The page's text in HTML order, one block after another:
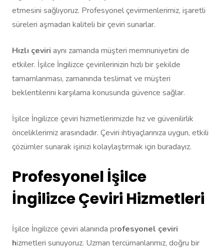
etmesini sağlıyoruz. Profesyonel çevirmenlerimiz, işaretli
süreleri aşmadan kaliteli bir çeviri sunarlar.
Hızlı çeviri aynı zamanda müşteri memnuniyetini de
etkiler. İşilce İngilizce çevirilerinizin hızlı bir şekilde
tamamlanması, zamanında teslimat ve müşteri
beklentilerini karşılama konusunda güvence sağlar.
İşilce İngilizce çeviri hizmetlerimizde hız ve güvenilirlik
önceliklerimiz arasındadır. Çeviri ihtiyaçlarınıza uygun, etkili
çözümler sunarak işinizi kolaylaştırmak için buradayız.
Profesyonel İşilce
İngilizce Çeviri Hizmetleri
İşilce İngilizce çeviri alanında profesyonel çeviri
hizmetleri sunuyoruz. Uzman tercümanlarımız, doğru bir